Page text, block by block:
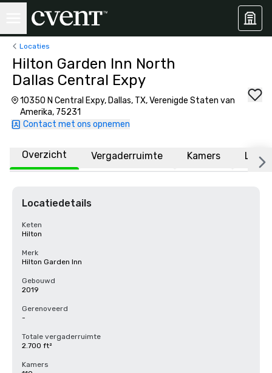
Locaties
Hilton Garden Inn North
Dallas Central Expy
10350 N Central Expy, Dallas, TX, Verenigde Staten van
Amerika, 75231
Contact met ons opnemen
Overzicht Vergaderruimte Kamers
Locatiedetails
Keten
Hilton
Merk
Hilton Garden Inn
Gebouwd
2019
Gerenoveerd
-
Totale vergaderruimte
2.700 ft²
Kamers